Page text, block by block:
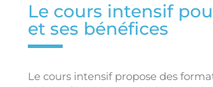
Le cours intensif
et ses bénéfices
Le cours intensif propose des